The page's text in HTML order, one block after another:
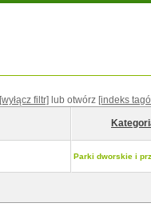
[wyłącz filtr] lub otwórz [indeks
Parki dworskie i